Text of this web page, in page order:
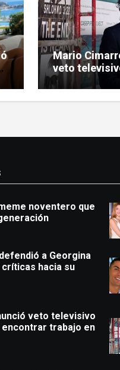
Mario
veto
dificultades
trabajo en la
noventero que
a Georgina
hacia su
veto televisivo
trabajo en